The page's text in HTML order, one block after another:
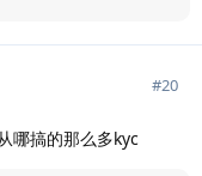
#20
哪搞的那么多kyc